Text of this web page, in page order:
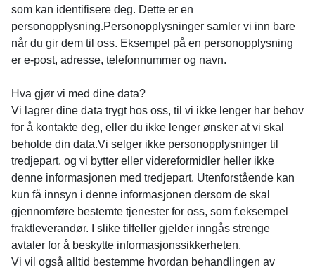
som kan identifisere deg. Dette er en
personopplysning.Personopplysninger samler vi inn bare
når du gir dem til oss. Eksempel på en personopplysning
er e-post, adresse, telefonnummer og navn.
Hva gjør vi med dine data?
Vi lagrer dine data trygt hos oss, til vi ikke lenger har behov
for å kontakte deg, eller du ikke lenger ønsker at vi skal
beholde din data.Vi selger ikke personopplysninger til
tredjepart, og vi bytter eller videreformidler heller ikke
denne informasjonen med tredjepart. Utenforstående kan
kun få innsyn i denne informasjonen dersom de skal
gjennomføre bestemte tjenester for oss, som f.eksempel
fraktleverandør. I slike tilfeller gjelder inngås strenge
avtaler for å beskytte informasjonssikkerheten.
Vi vil også alltid bestemme hvordan behandlingen av